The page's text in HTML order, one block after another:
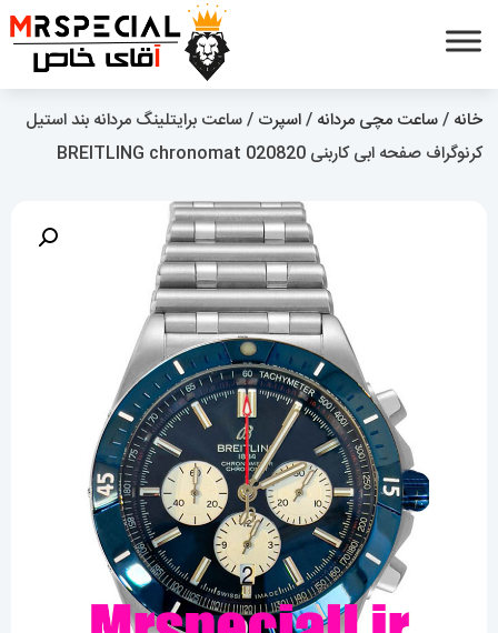
خانه /ساعت مچی مردانه /اسپرت / ساعت برایتلینگ مردانه بند استیل
کرنوگراف صفحه ابی کاربنی BREITLING chronomat 020820